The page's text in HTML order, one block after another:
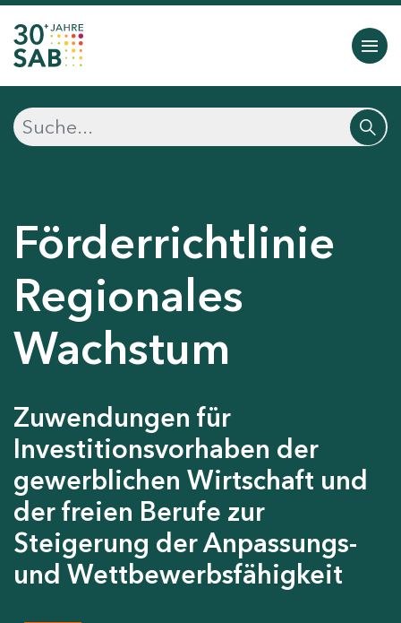
Förderrichtlinie
Regionales
Wachstum
Zuwendungen für
Investitionsvorhaben der
gewerblichen Wirtschaft und
der freien Berufe zur
Steigerung der Anpassungs-
und Wettbewerbsfähigkeit